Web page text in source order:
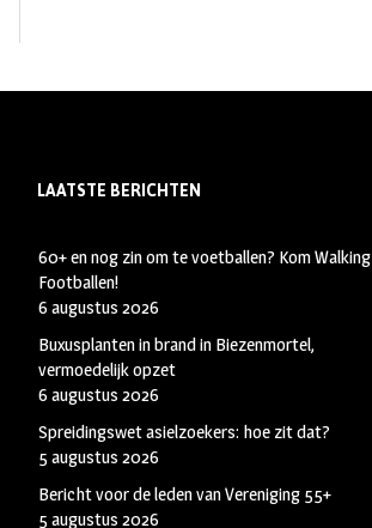
LAATSTE BERICHTEN
60+ en nog zin om te voetballen? Kom Walking
Footballen!
6 augustus 2026
Buxusplanten in brand in Biezenmortel,
vermoedelijk opzet
6 augustus 2026
Spreidingswet asielzoekers: hoe zit dat?
5 augustus 2026
Bericht voor de leden van Vereniging 55+
5 augustus 2026